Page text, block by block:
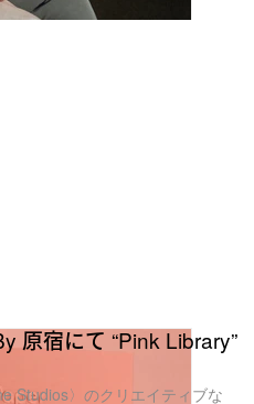
原宿にて “Pink Library”
Studios〉のクリエイティブな